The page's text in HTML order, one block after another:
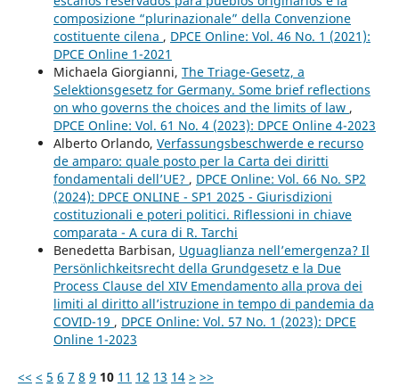
composizione “plurinazionale” della Convenzione
costituente cilena , DPCE Online: Vol. 46 No. 1 (2021):
DPCE Online 1-2021
Michaela Giorgianni, The Triage-Gesetz, a
Selektionsgesetz for Germany. Some brief reflections
on who governs the choices and the limits of law ,
DPCE Online: Vol. 61 No. 4 (2023): DPCE Online 4-2023
Alberto Orlando, Verfassungsbeschwerde e recurso
de amparo: quale posto per la Carta dei diritti
fondamentali dell’UE? , DPCE Online: Vol. 66 No. SP2
(2024): DPCE ONLINE - SP1 2025 - Giurisdizioni
costituzionali e poteri politici. Riflessioni in chiave
comparata - A cura di R. Tarchi
Benedetta Barbisan, Uguaglianza nell’emergenza? Il
Persönlichkeitsrecht della Grundgesetz e la Due
Process Clause del XIV Emendamento alla prova dei
limiti al diritto all’istruzione in tempo di pandemia da
COVID-19 , DPCE Online: Vol. 57 No. 1 (2023): DPCE
Online 1-2023
<< < 5 6 7 8 9 10 11 12 13 14 > >>